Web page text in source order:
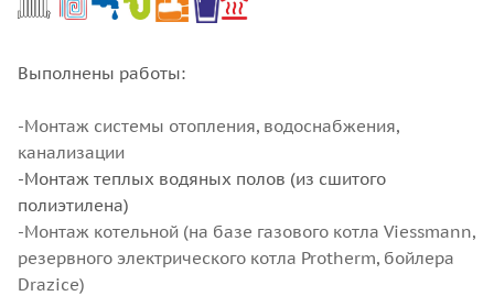
Выполнены работы:
-Монтаж системы отопления, водоснабжения,
канализации
-Монтаж теплых водяных полов (из сшитого
полиэтилена)
-Монтаж котельной (на базе газового котла Viessmann,
резервного электрического котла Protherm, бойлера
Drazice)